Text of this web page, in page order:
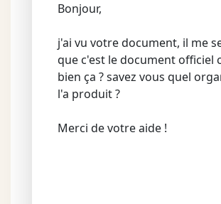
Bonjour,
j'ai vu votre document, il me
que c'est le document officiel
bien ça ? savez vous quel
l'a produit ?
Merci de votre aide !